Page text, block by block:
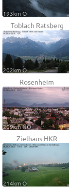
193km O
Toblach Ratsberg
202km O
Rosenheim
209km NO
Zielhaus HKR
214km O